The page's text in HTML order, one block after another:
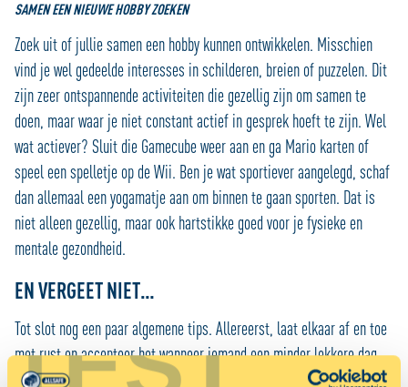
TEST
SAMEN EEN NIEUWE HOBBY ZOEKEN
Zoek uit of jullie samen een hobby kunnen ontwikkelen. Misschien
vind je wel gedeelde interesses in schilderen, breien of puzzelen. Dit
zijn zeer ontspannende activiteiten die gezellig zijn om samen te
doen, maar waar je niet constant actief in gesprek hoeft te zijn. Wel
wat actiever? Sluit die Gamecube weer aan en ga Mario karten of
speel een spelletje op de Wii. Ben je wat sportiever aangelegd, schaf
dan allemaal een yogamatje aan om binnen te gaan sporten. Dat is
niet alleen gezellig, maar ook hartstikke goed voor je fysieke en
mentale gezondheid.
EN VERGEET NIET…
Tot slot nog een paar algemene tips. Allereerst, laat elkaar af en toe
met rust en accepteer het wanneer iemand een minder lekkere dag
heeft. Daar hebben we allemaal wel eens last van en in deze